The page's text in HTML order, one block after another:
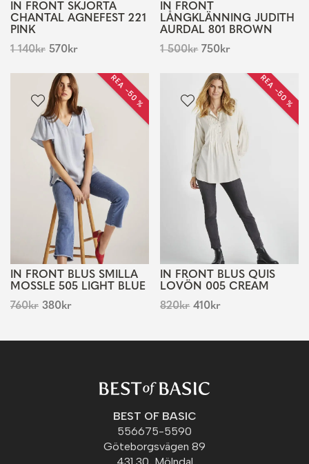
IN FRONT SKJORTA
CHANTAL AGNEFEST 221
PINK
1 140kr 570kr
IN FRONT
LÅNGKLÄNNING JUDITH
AURDAL 801 BROWN
1 500kr 750kr
REA −50 %
IN FRONT BLUS SMILLA
MOSSLE 505 LIGHT BLUE
760kr 380kr
REA −50 %
IN FRONT BLUS QUIS
LOVÖN 005 CREAM
820kr 410kr
BEST OF BASIC
556675-5590
Göteborgsvägen 89